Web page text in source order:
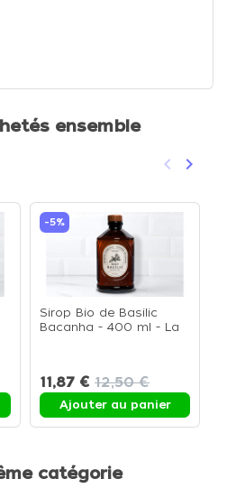
ensemble
Précédent
keyboard_arrow_left keyboard_arrow_right
-5%
Sirop Bio de Basilic
Bacanha - 400 ml - La
11,87 € 12,50 €
Ajouter au panier
catégorie